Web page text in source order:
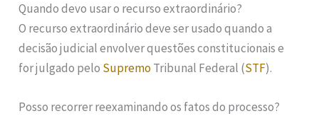
Quando devo usar o recurso extraordinário?
O recurso extraordinário deve ser usado quando a
decisão judicial envolver questões constitucionais e
for julgado pelo SupremoTribunal Federal (STF).
Posso recorrer reexaminando os fatos do processo?